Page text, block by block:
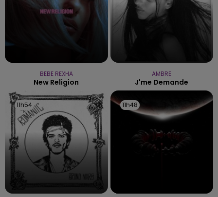
BEBE REXHA
New Religion
AMBRE
J'me Demande
11h54
11h54 11h48
11h48